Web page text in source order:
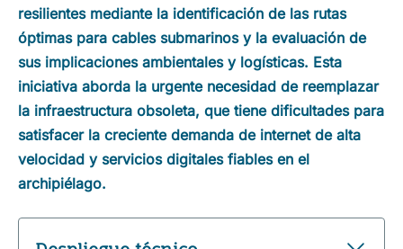
resilientes mediante la identificación de las rutas
óptimas para cables submarinos y la evaluación de
sus implicaciones ambientales y logísticas. Esta
iniciativa aborda la urgente necesidad de reemplazar
la infraestructura obsoleta, que tiene dificultades para
satisfacer la creciente demanda de internet de alta
velocidad y servicios digitales fiables en el
archipiélago.